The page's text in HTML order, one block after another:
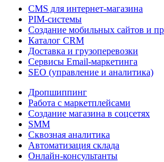
CMS для интернет-магазина
PIM-системы
Создание мобильных сайтов и
Каталог CRM
Доставка и грузоперевозки
Сервисы Email-маркетинга
SEO (управление и аналитика)
Дропшиппинг
Работа с маркетплейсами
Создание магазина в соцсетях
SMM
Сквозная аналитика
Автоматизация склада
Онлайн-консультанты